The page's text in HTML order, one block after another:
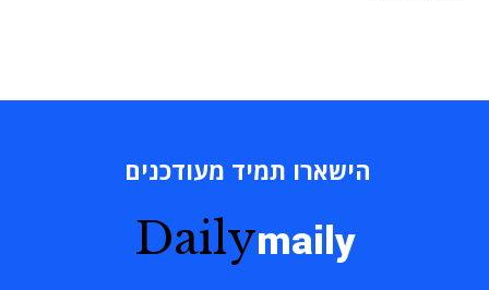
הישארו תמיד מעודכנים
Dailymaily